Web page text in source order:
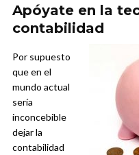
Apóyate en la
contabilidad
Por supuesto
que en el
mundo actual
sería
inconcebible
dejar la
contabilidad